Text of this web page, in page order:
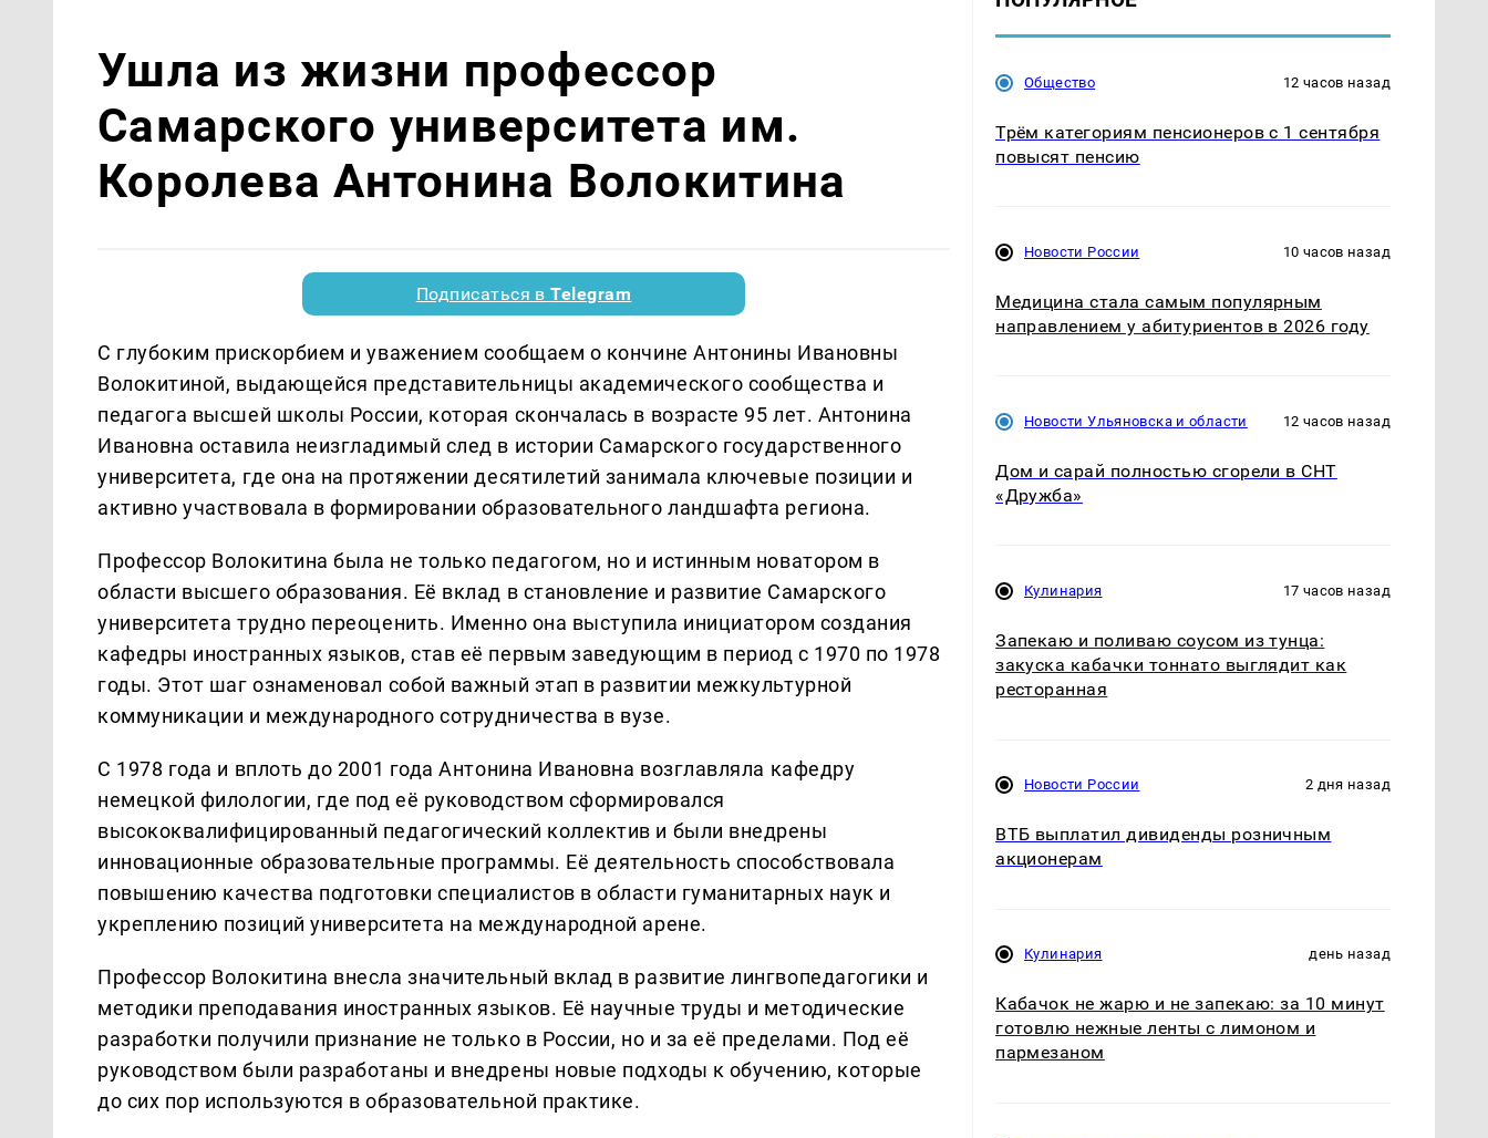
Ушла из жизни профессор
Самарского университета им.
Королева Антонина Волокитина
Подписаться вTelegram
С глубоким прискорбием и уважением сообщаем о кончине Антонины Ивановны
Волокитиной, выдающейся представительницы академического сообщества и
педагога высшей школы России, которая скончалась в возрасте 95 лет. Антонина
Ивановна оставила неизгладимый след в истории Самарского государственного
университета, где она на протяжении десятилетий занимала ключевые позиции и
активно участвовала в формировании образовательного ландшафта региона.
Профессор Волокитина была не только педагогом, но и истинным новатором в
области высшего образования. Её вклад в становление и развитие Самарского
университета трудно переоценить. Именно она выступила инициатором создания
кафедры иностранных языков, став её первым заведующим в период с 1970 по 1978
годы. Этот шаг ознаменовал собой важный этап в развитии межкультурной
коммуникации и международного сотрудничества в вузе.
С 1978 года и вплоть до 2001 года Антонина Ивановна возглавляла кафедру
немецкой филологии, где под её руководством сформировался
высококвалифицированный педагогический коллектив и были внедрены
инновационные образовательные программы. Её деятельность способствовала
повышению качества подготовки специалистов в области гуманитарных наук и
укреплению позиций университета на международной арене.
Профессор Волокитина внесла значительный вклад в развитие лингвопедагогики и
методики преподавания иностранных языков. Её научные труды и методические
разработки получили признание не только в России, но и за её пределами. Под её
руководством были разработаны и внедрены новые подходы к обучению, которые
до сих пор используются в образовательной практике.
Общество 12 часов назад
Трём категориям пенсионеров с 1 сентября
повысят пенсию
Новости России 10 часов назад
Медицина стала самым популярным
направлением у абитуриентов в 2026 году
Новости Ульяновска и области 12 часов назад
Дом и сарай полностью сгорели в СНТ
«Дружба»
Кулинария 17 часов назад
Запекаю и поливаю соусом из тунца:
закуска кабачки тоннато выглядит как
ресторанная
Новости России 2 дня назад
ВТБ выплатил дивиденды розничным
акционерам
Кулинария день назад
Кабачок не жарю и не запекаю: за 10 минут
готовлю нежные ленты с лимоном и
пармезаном